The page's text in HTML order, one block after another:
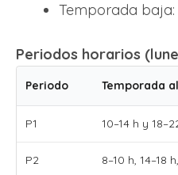
Temporada baja:
Periodos horarios
Periodo Temporada
P1 10–14 h y
P2 8–10 h, 14–18